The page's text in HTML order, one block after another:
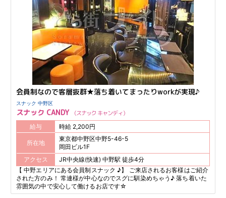
会員制なので客層抜群★落ち着いてまったりworkが実現♪
スナック 中野区
スナック CANDY スナック キャンディ
給与 時給 2,200円
所在地
東京都中野区中野5-46-5
岡田ビル1F
アクセス
JR中央線(快速) 中野駅 徒歩4分
【 中野エリアにある会員制スナック ♪】 ご来店されるお客様はご紹介
された方のみ！ 常連様が中心なのでスグに馴染めちゃう♪ 落ち着いた
雰囲気の中で安心して働けるお店です☆